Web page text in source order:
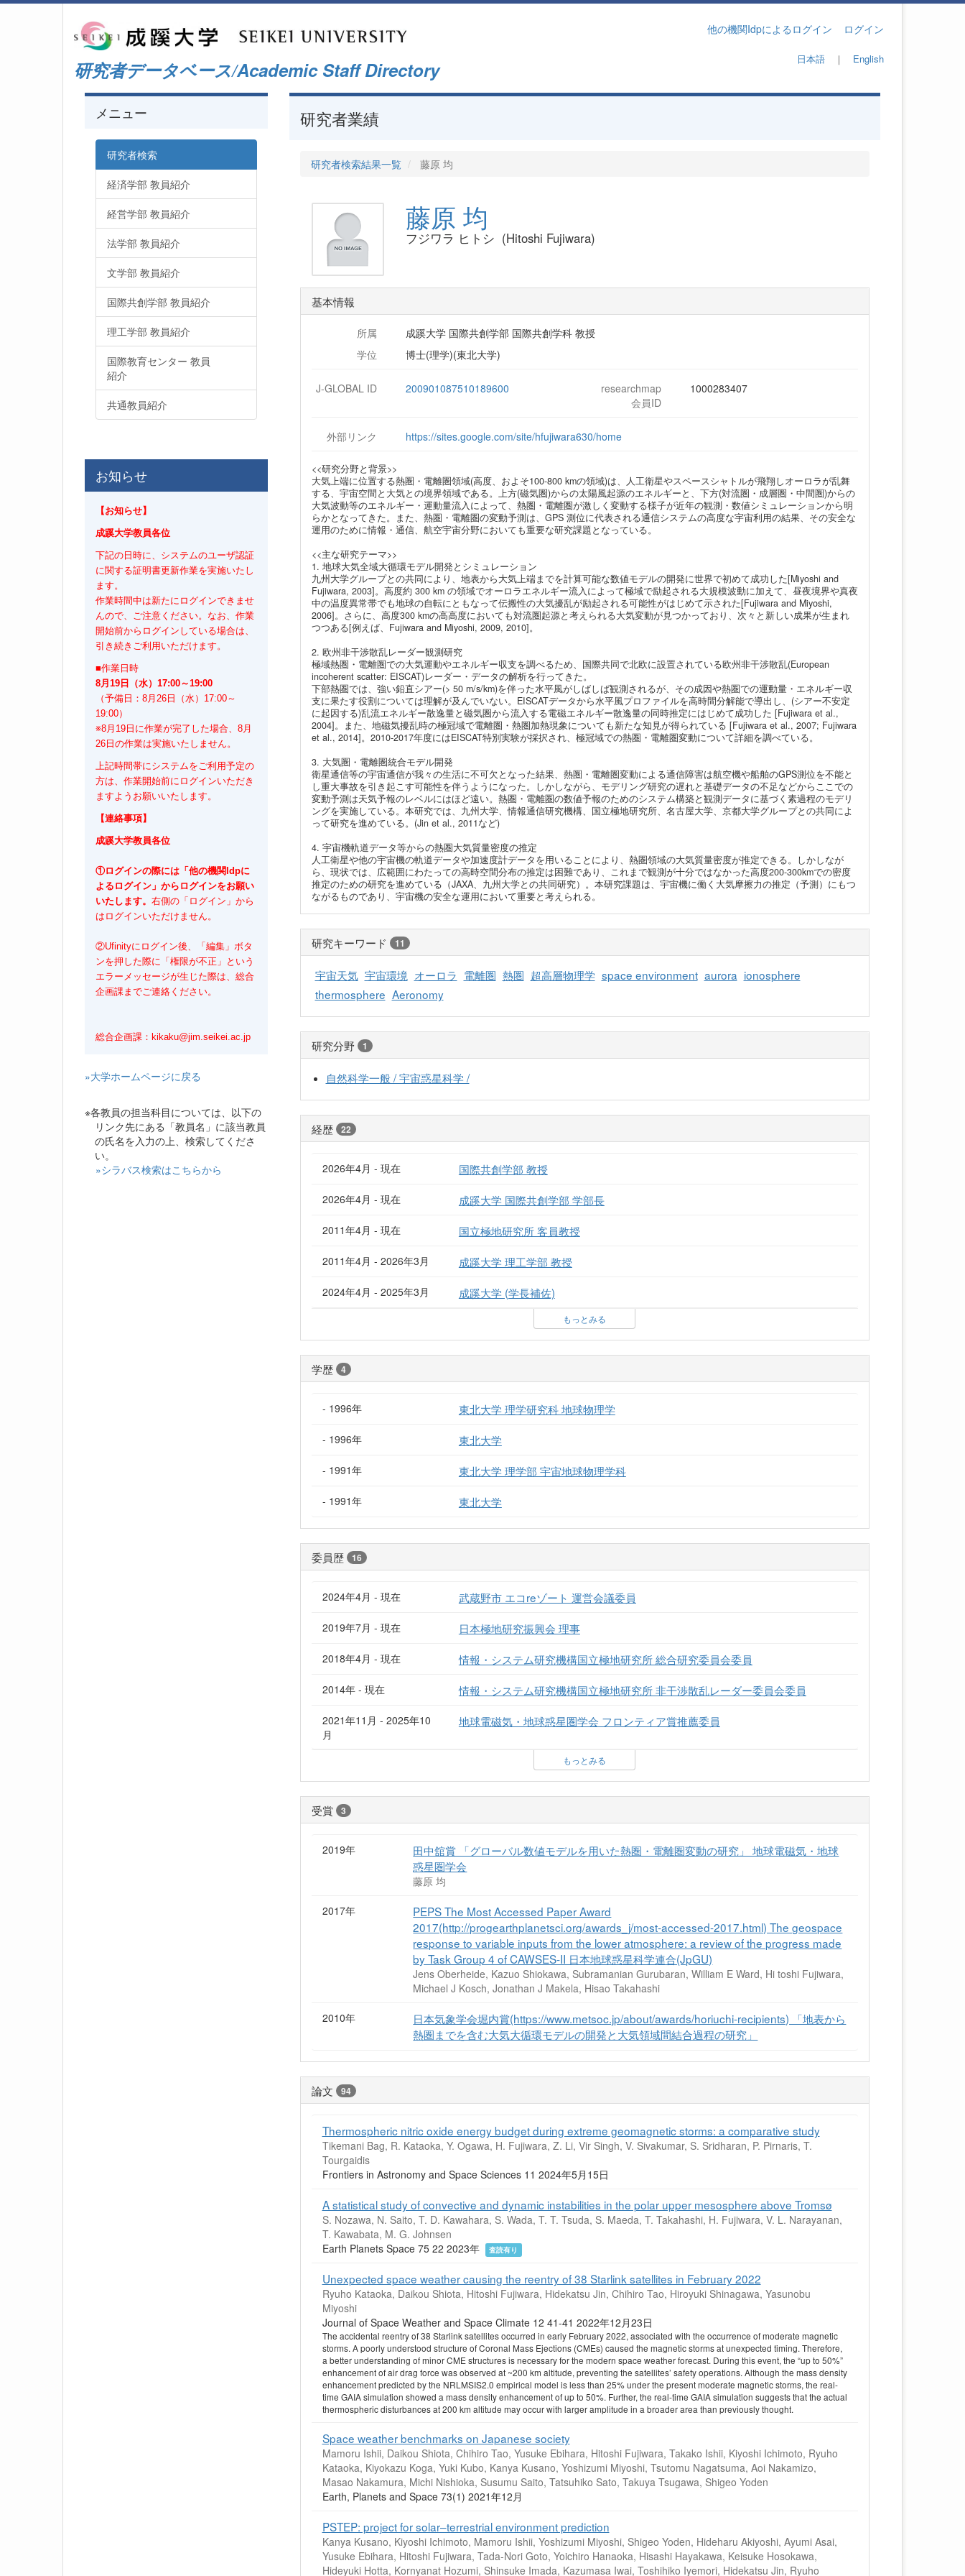
研究者データベース/Academic Staff Directory
他の機関Idpによるログイン ログイン
日本語 ｜ English
研究者業績
研究者検索結果一覧 藤原 均
藤原 均
フジワラ ヒトシ (Hitoshi Fujiwara)
基本情報
所属
成蹊大学 国際共創学部 国際共創学科 教授
学位
博士(理学)(東北大学)
J-GLOBAL ID 200901087510189600
researchmap
会員ID
1000283407
外部リンク https://sites.google.com/site/hfujiwara630/home
<<研究分野と背景>>
大気上端に位置する熱圏・電離圏領域(高度、およそ100-800 kmの領域)は、人工衛星やスペースシャトルが飛翔しオーロラが乱舞
する、宇宙空間と大気との境界領域である。上方(磁気圏)からの太陽風起源のエネルギーと、下方(対流圏・成層圏・中間圏)からの
大気波動等のエネルギー・運動量流入によって、熱圏・電離圏が激しく変動する様子が近年の観測・数値シミュレーションから明
らかとなってきた。また、熱圏・電離圏の変動予測は、GPS 測位に代表される通信システムの高度な宇宙利用の結果、その安全な
運用のために情報・通信、航空宇宙分野においても重要な研究課題となっている。
<<主な研究テーマ>>
1. 地球大気全域大循環モデル開発とシミュレーション
九州大学グループとの共同により、地表から大気上端までを計算可能な数値モデルの開発に世界で初めて成功した[Miyoshi and
Fujiwara, 2003]。高度約 300 km の領域でオーロラエネルギー流入によって極域で励起される大規模波動に加えて、昼夜境界や真夜
中の温度異常帯でも地球の自転にともなって伝搬性の大気擾乱が励起される可能性がはじめて示された[Fujiwara and Miyoshi,
2006]。さらに、高度300 kmの高高度においても対流圏起源と考えられる大気変動が見つかっており、次々と新しい成果が生まれ
つつある[例えば、Fujiwara and Miyoshi, 2009, 2010]。
2. 欧州非干渉散乱レーダー観測研究
極域熱圏・電離圏での大気運動やエネルギー収支を調べるため、国際共同で北欧に設置されている欧州非干渉散乱(European
incoherent scatter: EISCAT)レーダー・データの解析を行ってきた。
下部熱圏では、強い鉛直シアー(> 50 m/s/km)を伴った水平風がしばしば観測されるが、その成因や熱圏での運動量・エネルギー収
支に果たす役割については理解が及んでいない。EISCATデータから水平風プロファイルを高時間分解能で導出し、(シアー不安定
に起因する)乱流エネルギー散逸量と磁気圏から流入する電磁エネルギー散逸量の同時推定にはじめて成功した [Fujiwara et al.,
2004]。また、地磁気擾乱時の極冠域で電離圏・熱圏加熱現象についても新たな知見が得られている [Fujiwara et al., 2007; Fujiwara
et al., 2014]。2010-2017年度にはEISCAT特別実験が採択され、極冠域での熱圏・電離圏変動について詳細を調べている。
3. 大気圏・電離圏統合モデル開発
衛星通信等の宇宙通信が我々の生活に不可欠となった結果、熱圏・電離圏変動による通信障害は航空機や船舶のGPS測位を不能と
し重大事故を引き起こす可能性を伴うようになった。しかしながら、モデリング研究の遅れと基礎データの不足などからここでの
変動予測は天気予報のレベルにはほど遠い。熱圏・電離圏の数値予報のためのシステム構築と観測データに基づく素過程のモデリ
ングを実施している。本研究では、九州大学、情報通信研究機構、国立極地研究所、名古屋大学、京都大学グループとの共同によ
って研究を進めている。(Jin et al., 2011など)
4. 宇宙機軌道データ等からの熱圏大気質量密度の推定
人工衛星や他の宇宙機の軌道データや加速度計データを用いることにより、熱圏領域の大気質量密度が推定できる。しかしなが
ら、現状では、広範囲にわたっての高時空間分布の推定は困難であり、これまで観測が十分ではなかった高度200-300kmでの密度
推定のための研究を進めている（JAXA、九州大学との共同研究）。本研究課題は、宇宙機に働く大気摩擦力の推定（予測）にもつ
ながるものであり、宇宙機の安全な運用において重要と考えられる。
研究キーワード 11
宇宙天気 宇宙環境 オーロラ 電離圏 熱圏 超高層物理学 space environment aurora ionosphere
thermosphere Aeronomy
研究分野 1
自然科学一般 / 宇宙惑星科学 /
経歴 22
2026年4月 - 現在 国際共創学部 教授
2026年4月 - 現在 成蹊大学 国際共創学部 学部長
2011年4月 - 現在 国立極地研究所 客員教授
2011年4月 - 2026年3月 成蹊大学 理工学部 教授
2024年4月 - 2025年3月 成蹊大学 (学長補佐)
もっとみる
学歴 4
- 1996年 東北大学 理学研究科 地球物理学
- 1996年 東北大学
- 1991年 東北大学 理学部 宇宙地球物理学科
- 1991年 東北大学
委員歴 16
2024年4月 - 現在 武蔵野市 エコreゾート 運営会議委員
2019年7月 - 現在 日本極地研究振興会 理事
2018年4月 - 現在 情報・システム研究機構国立極地研究所 総合研究委員会委員
2014年 - 現在 情報・システム研究機構国立極地研究所 非干渉散乱レーダー委員会委員
2021年11月 - 2025年10
月
地球電磁気・地球惑星圏学会 フロンティア賞推薦委員
もっとみる
受賞 3
2019年
田中舘賞 「グローバル数値モデルを用いた熱圏・電離圏変動の研究」 地球電磁気・地球
惑星圏学会
藤原 均
2017年
PEPS The Most Accessed Paper Award
2017(http://progearthplanetsci.org/awards_j/most-accessed-2017.html) The geospace
response to variable inputs from the lower atmosphere: a review of the progress made
by Task Group 4 of CAWSES-II 日本地球惑星科学連合(JpGU)
Jens Oberheide, Kazuo Shiokawa, Subramanian Gurubaran, William E Ward, Hi toshi Fujiwara,
Michael J Kosch, Jonathan J Makela, Hisao Takahashi
2010年
日本気象学会堀内賞(https://www.metsoc.jp/about/awards/horiuchi-recipients) 「地表から
熱圏までを含む大気大循環モデルの開発と大気領域間結合過程の研究」
論文 94
Thermospheric nitric oxide energy budget during extreme geomagnetic storms: a comparative study
Tikemani Bag, R. Kataoka, Y. Ogawa, H. Fujiwara, Z. Li, Vir Singh, V. Sivakumar, S. Sridharan, P. Pirnaris, T.
Tourgaidis
Frontiers in Astronomy and Space Sciences 11 2024年5月15日
A statistical study of convective and dynamic instabilities in the polar upper mesosphere above Tromsø
S. Nozawa, N. Saito, T. D. Kawahara, S. Wada, T. T. Tsuda, S. Maeda, T. Takahashi, H. Fujiwara, V. L. Narayanan,
T. Kawabata, M. G. Johnsen
Earth Planets Space 75 22 2023年
査読有り
Unexpected space weather causing the reentry of 38 Starlink satellites in February 2022
Ryuho Kataoka, Daikou Shiota, Hitoshi Fujiwara, Hidekatsu Jin, Chihiro Tao, Hiroyuki Shinagawa, Yasunobu
Miyoshi
Journal of Space Weather and Space Climate 12 41-41 2022年12月23日
The accidental reentry of 38 Starlink satellites occurred in early February 2022, associated with the occurrence of moderate magnetic
storms. A poorly understood structure of Coronal Mass Ejections (CMEs) caused the magnetic storms at unexpected timing. Therefore,
a better understanding of minor CME structures is necessary for the modern space weather forecast. During this event, the “up to 50%”
enhancement of air drag force was observed at ~200 km altitude, preventing the satellites’ safety operations. Although the mass density
enhancement predicted by the NRLMSIS2.0 empirical model is less than 25% under the present moderate magnetic storms, the real-
time GAIA simulation showed a mass density enhancement of up to 50%. Further, the real-time GAIA simulation suggests that the actual
thermospheric disturbances at 200 km altitude may occur with larger amplitude in a broader area than previously thought.
Space weather benchmarks on Japanese society
Mamoru Ishii, Daikou Shiota, Chihiro Tao, Yusuke Ebihara, Hitoshi Fujiwara, Takako Ishii, Kiyoshi Ichimoto, Ryuho
Kataoka, Kiyokazu Koga, Yuki Kubo, Kanya Kusano, Yoshizumi Miyoshi, Tsutomu Nagatsuma, Aoi Nakamizo,
Masao Nakamura, Michi Nishioka, Susumu Saito, Tatsuhiko Sato, Takuya Tsugawa, Shigeo Yoden
Earth, Planets and Space 73(1) 2021年12月
PSTEP: project for solar–terrestrial environment prediction
Kanya Kusano, Kiyoshi Ichimoto, Mamoru Ishii, Yoshizumi Miyoshi, Shigeo Yoden, Hideharu Akiyoshi, Ayumi Asai,
Yusuke Ebihara, Hitoshi Fujiwara, Tada-Nori Goto, Yoichiro Hanaoka, Hisashi Hayakawa, Keisuke Hosokawa,
Hideyuki Hotta, Kornyanat Hozumi, Shinsuke Imada, Kazumasa Iwai, Toshihiko Iyemori, Hidekatsu Jin, Ryuho
メニュー
研究者検索
経済学部 教員紹介
経営学部 教員紹介
法学部 教員紹介
文学部 教員紹介
国際共創学部 教員紹介
理工学部 教員紹介
国際教育センター 教員
紹介
共通教員紹介
お知らせ
【お知らせ】
成蹊大学教員各位
下記の日時に、システムのユーザ認証
に関する証明書更新作業を実施いたし
ます。
作業時間中は新たにログインできませ
んので、ご注意ください。なお、作業
開始前からログインしている場合は、
引き続きご利用いただけます。
■作業日時
8月19日（水）17:00～19:00
（予備日：8月26日（水）17:00～
19:00）
※8月19日に作業が完了した場合、8月
26日の作業は実施いたしません。
上記時間帯にシステムをご利用予定の
方は、作業開始前にログインいただき
ますようお願いいたします。
【連絡事項】
成蹊大学教員各位
①ログインの際には「他の機関Idpに
よるログイン」からログインをお願い
いたします。 右側の「ログイン」から
はログインいただけません。
②Ufinityにログイン後、「編集」ボタ
ンを押した際に「権限が不正」という
エラーメッセージが生じた際は、総合
企画課までご連絡ください。
総合企画課：kikaku@jim.seikei.ac.jp
»大学ホームページに戻る
※各教員の担当科目については、以下の
リンク先にある「教員名」に該当教員
の氏名を入力の上、検索してくださ
い。
»シラバス検索はこちらから